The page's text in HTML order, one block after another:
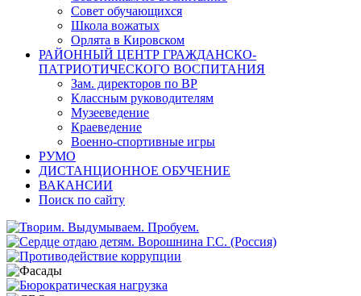
Совет обучающихся
Школа вожатых
Орлята в Кировском
РАЙОННЫЙ ЦЕНТР ГРАЖДАНСКО-
ПАТРИОТИЧЕСКОГО ВОСПИТАНИЯ
Зам. директоров по ВР
Классным руководителям
Музееведение
Краеведение
Военно-спортивные игры
РУМО
ДИСТАНЦИОННОЕ ОБУЧЕНИЕ
ВАКАНСИИ
Поиск по сайту